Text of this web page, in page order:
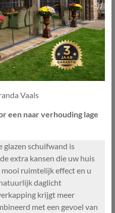
Vaals
een naar verhouding lage
glazen schuifwand is
extra kansen die uw huis
ruimtelijk effect en u
daglicht
krijgt meer
met een gevoel van